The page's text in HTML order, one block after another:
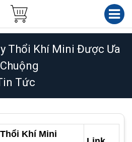
Thổi Khí Mini Được Ưa
Chuộng
Tức
Khí Mini